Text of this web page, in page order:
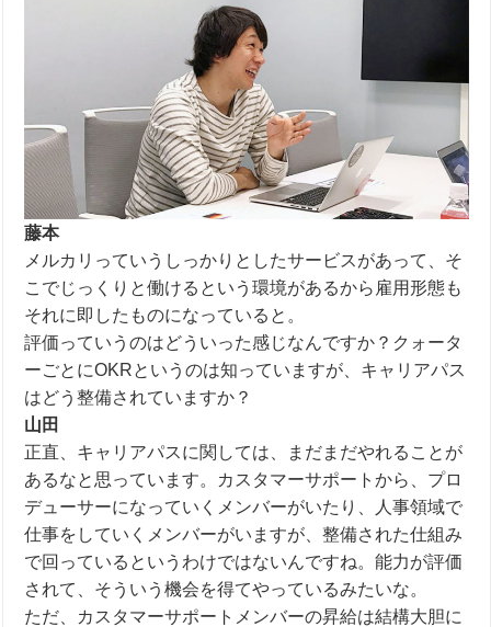
藤本
メルカリっていうしっかりとしたサービスがあって、そ
こでじっくりと働けるという環境があるから雇用形態も
それに即したものになっていると。
評価っていうのはどういった感じなんですか？クォータ
ーごとにOKRというのは知っていますが、キャリアパス
はどう整備されていますか？
山田
正直、キャリアパスに関しては、まだまだやれることが
あるなと思っています。カスタマーサポートから、プロ
デューサーになっていくメンバーがいたり、人事領域で
仕事をしていくメンバーがいますが、整備された仕組み
で回っているというわけではないんですね。能力が評価
されて、そういう機会を得てやっているみたいな。
ただ、カスタマーサポートメンバーの昇給は結構大胆に